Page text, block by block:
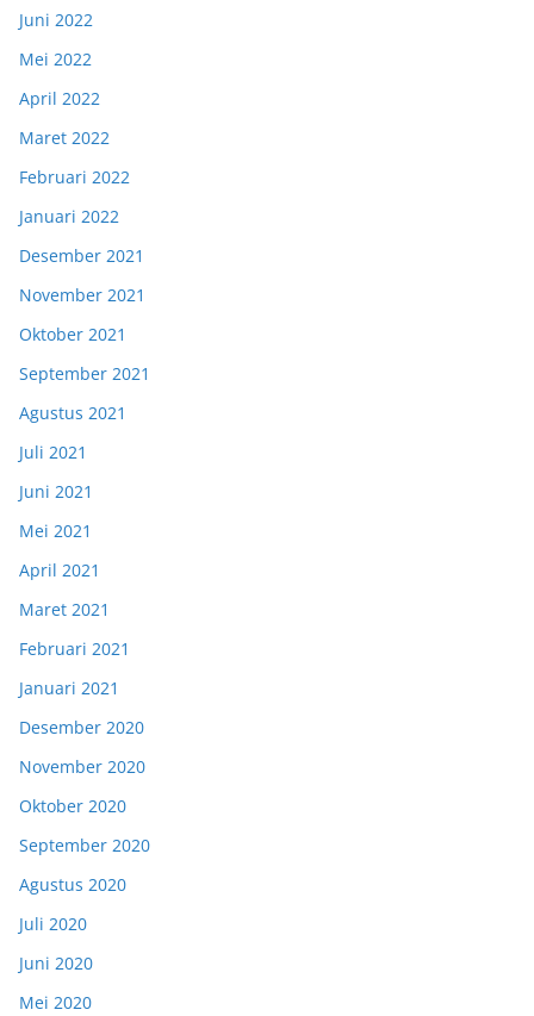
Juni 2022
Mei 2022
April 2022
Maret 2022
Februari 2022
Januari 2022
Desember 2021
November 2021
Oktober 2021
September 2021
Agustus 2021
Juli 2021
Juni 2021
Mei 2021
April 2021
Maret 2021
Februari 2021
Januari 2021
Desember 2020
November 2020
Oktober 2020
September 2020
Agustus 2020
Juli 2020
Juni 2020
Mei 2020